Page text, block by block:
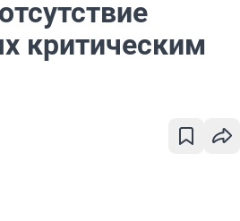
критическим